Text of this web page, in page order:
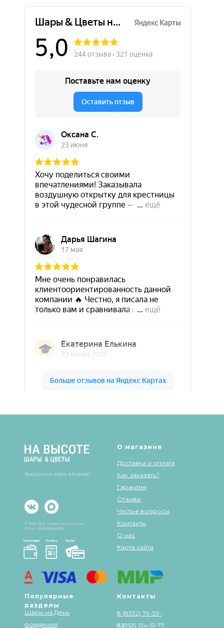
О магазине
Доставка и оплата
Популярные
разделы
Шары на День
рождения
Контакты
© 2025 Все права защищены
Как заказать?
Гарантия
Отзывы
Частые вопросы
Контакты
О нас
8 (8332) 79-33-
83
8 (953) 134-51-77
ИНН 434568848226
Карта сайта
Воздушные шары в Кирове!